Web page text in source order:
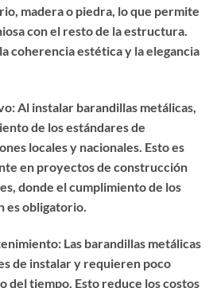
madera o piedra, lo que permite
con el resto de la estructura.
coherencia estética y la elegancia
Al instalar barandillas metálicas,
de los estándares de
locales y nacionales. Esto es
en proyectos de construcción
donde el cumplimiento de los
es obligatorio.
Las barandillas metálicas
de instalar y requieren poco
del tiempo. Esto reduce los costos